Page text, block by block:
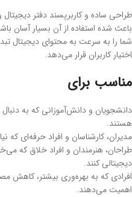
باعث شده استفاده از آن بسیار آسان
شما را به سرعت به محتوای دیجیتال
اختیار کاربران قرار می‌دهد.
مناسب برای
دانشجویان و دانش‌آموزانی که به
هستند.
مدیران، کارشناسان و افراد حرفه‌ای که
طراحان، هنرمندان و افراد خلاق که
دیجیتالی کنند.
افرادی که به بهره‌وری بیشتر، کاهش
اهمیت می‌دهند.